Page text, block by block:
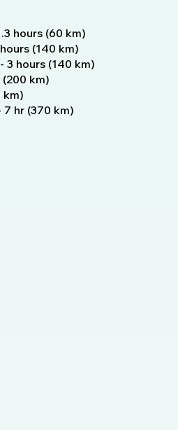
hours (60 km)
(140 km)
3 hours (140 km)
km)
km)
hr (370 km)